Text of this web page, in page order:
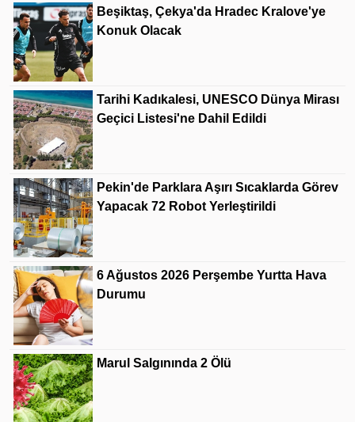
Beşiktaş, Çekya'da Hradec Kralove'ye
Konuk Olacak
Tarihi Kadıkalesi, UNESCO Dünya Mirası
Geçici Listesi'ne Dahil Edildi
Pekin'de Parklara Aşırı Sıcaklarda Görev
Yapacak 72 Robot Yerleştirildi
6 Ağustos 2026 Perşembe Yurtta Hava
Durumu
Marul Salgınında 2 Ölü